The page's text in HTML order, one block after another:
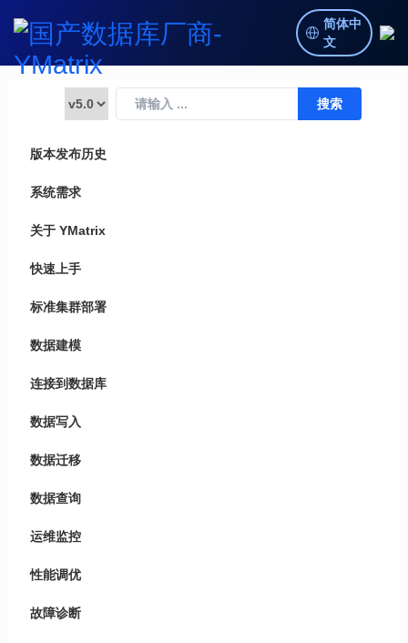
简体中
文
版本发布历史
系统需求
关于 YMatrix
快速上手
标准集群部署
数据建模
连接到数据库
数据写入
数据迁移
数据查询
运维监控
性能调优
故障诊断